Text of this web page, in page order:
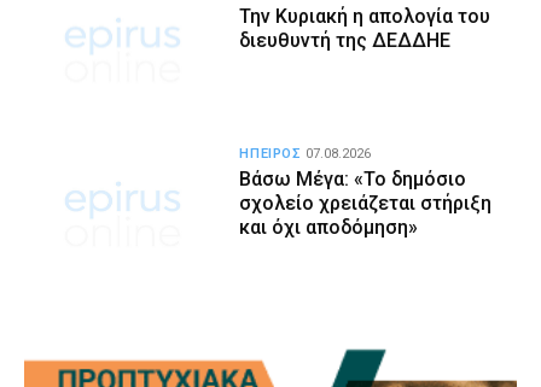
Την Κυριακή η απολογία του
διευθυντή της ΔΕΔΔΗΕ
Βάσω Μέγα: «Το δημόσιο
σχολείο χρειάζεται στήριξη
και όχι αποδόμηση»
ΗΠΕΙΡΟΣ 07.08.2026